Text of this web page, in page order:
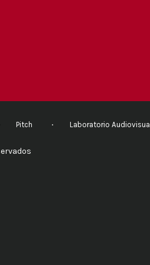
Pitch Laboratorio Audiovisual